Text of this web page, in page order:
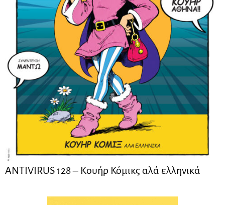
ANTIVIRUS 128 – Kουήρ Κόμικς αλά ελληνικά